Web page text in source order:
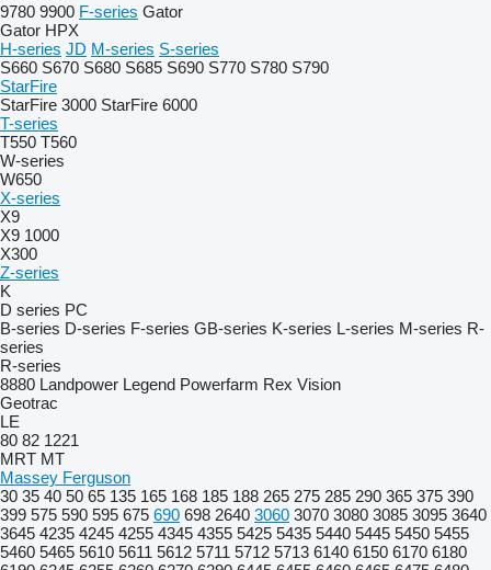
9780 9900 F-series Gator
Gator HPX
H-series JD M-series S-series
S660 S670 S680 S685 S690 S770 S780 S790
StarFire
StarFire 3000 StarFire 6000
T-series
T550 T560
W-series
W650
X-series
X9
X9 1000
X300
Z-series
K
D series PC
B-series D-series F-series GB-series K-series L-series M-series R-
series
R-series
8880 Landpower Legend Powerfarm Rex Vision
Geotrac
LE
80 82 1221
MRT MT
Massey Ferguson
30 35 40 50 65 135 165 168 185 188 265 275 285 290 365 375 390
399 575 590 595 675 690 698 2640 3060 3070 3080 3085 3095 3640
3645 4235 4245 4255 4345 4355 5425 5435 5440 5445 5450 5455
5460 5465 5610 5611 5612 5711 5712 5713 6140 6150 6170 6180